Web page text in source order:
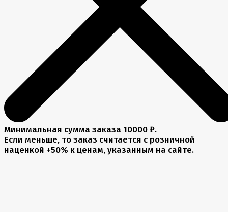
Минимальная сумма заказа 10000 ₽.
Если меньше, то заказ считается с розничной
наценкой +50% к ценам, указанным на сайте.